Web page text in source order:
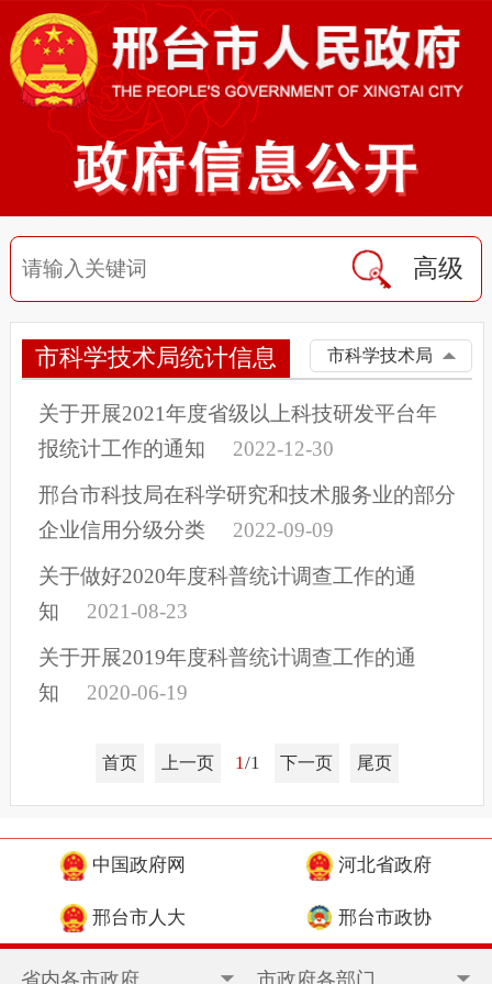
高级
市科学技术局统计信息 市科学技术局
关于开展2021年度省级以上科技研发平台年
报统计工作的通知
2022-12-30
邢台市科技局在科学研究和技术服务业的部分
企业信用分级分类
2022-09-09
关于做好2020年度科普统计调查工作的通
知
2021-08-23
关于开展2019年度科普统计调查工作的通
知
2020-06-19
首页 上一页 1/1 下一页 尾页
中国政府网 河北省政府
邢台市人大 邢台市政协
省内各市政府 市政府各部门